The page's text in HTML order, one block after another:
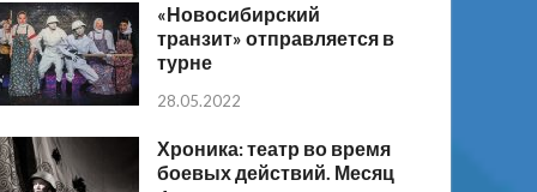
«Новосибирский
транзит» отправляется в
турне
28.05.2022
Хроника: театр во время
боевых действий. Месяц